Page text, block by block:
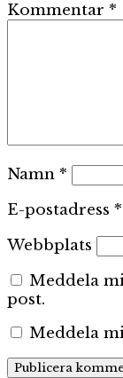
Kommentar *
Namn *
E-postadress *
Webbplats
Meddela
post.
Meddela